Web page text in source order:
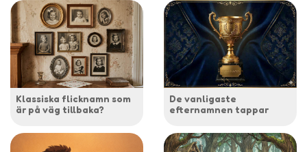
Klassiska flicknamn som
är på väg tillbaka?
De vanligaste
efternamnen tappar